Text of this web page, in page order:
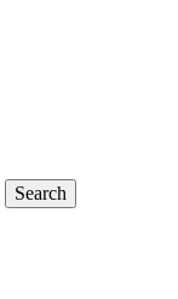
Search